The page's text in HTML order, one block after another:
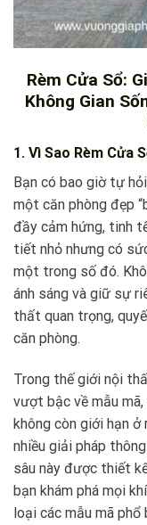
Rèm Cửa Sổ:
Không Gian
1. Vì Sao Rèm Cửa
Bạn có bao giờ tự
một căn phòng đẹp
đầy cảm hứng, tinh
tiết nhỏ nhưng có
một trong số đó.
ánh sáng và giữ sự
thất quan trọng,
căn phòng.
Trong thế giới nội
vượt bậc về mẫu
không còn giới hạn ở
nhiều giải pháp
sâu này được thiết
bạn khám phá mọi
loại các mẫu mã